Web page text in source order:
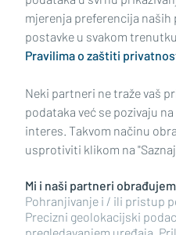
Impressum Uvjeti korištenja
Politika kolačića Kontakt
Oglašavanje
RUBRIKE
BRODSKO-POSAVSKA ŽUPANIJA
mjerenja preferencija naših
postavke u svakom
Pravilima o zaštiti
Neki partneri ne traže vaš
podataka već se pozivaju
interes. Takvom načinu
usprotiviti klikom na
Mi i naši partneri
Pohranjivanje i / ili pristup
Precizni geolokacijski